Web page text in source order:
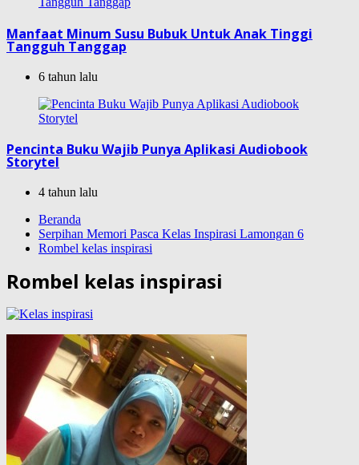
Manfaat Minum Susu Bubuk Untuk Anak Tinggi
Tangguh Tanggap
6 tahun lalu
Pencinta Buku Wajib Punya Aplikasi Audiobook
Storytel
4 tahun lalu
Beranda
Serpihan Memori Pasca Kelas Inspirasi Lamongan 6
Rombel kelas inspirasi
Rombel kelas inspirasi